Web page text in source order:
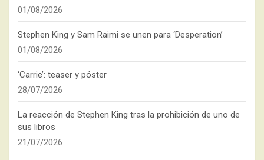
01/08/2026
Stephen King y Sam Raimi se unen para ‘Desperation’
01/08/2026
‘Carrie’: teaser y póster
28/07/2026
La reacción de Stephen King tras la prohibición de uno de
sus libros
21/07/2026